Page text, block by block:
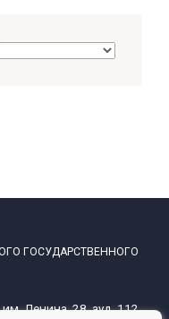
ГОСУДАРСТВЕННОГО
Ленина, 28, ауд. 112